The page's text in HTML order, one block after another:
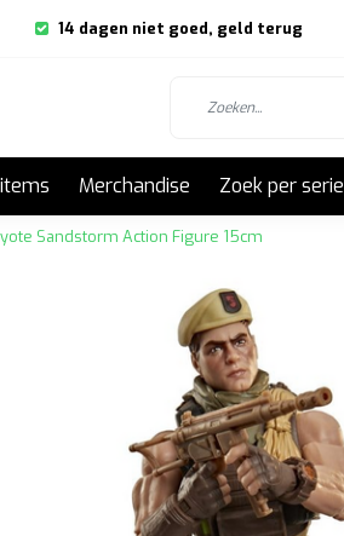
14 dagen niet goed, geld terug
Merchandise Zoek per serie
Sandstorm Action Figure 15cm